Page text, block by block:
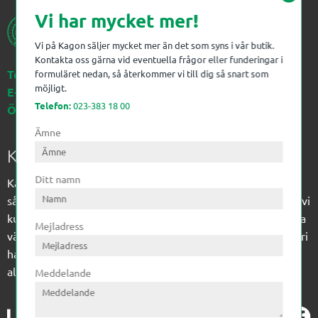
Telefon:023-383 18 00
E-post:kagon@kagon.se
Öppettider:Måndag-Fredag, 07-16
Kagon AB
Kagon har sedan 1972 levererat kompetens till
sågverksindustrin och övrig industri. Till träindustrin tillför vi
kunskap med optimeringslösningar från timmerplanen hela
vägen fram till paketering/emballering och till övrig industri
har vi ett komplement sortiment av teknikprodukter med
allt ifrån slangtillverkning till transmission och lager.
Vi har mycket mer!
Vi på Kagon säljer mycket mer än det som syns i vår butik.
Kontakta oss gärna vid eventuella frågor eller funderingar i
formuläret nedan, så återkommer vi till dig så snart som
möjligt.
Telefon:023-383 18 00
Ämne
Ditt namn
Mejladress
Meddelande